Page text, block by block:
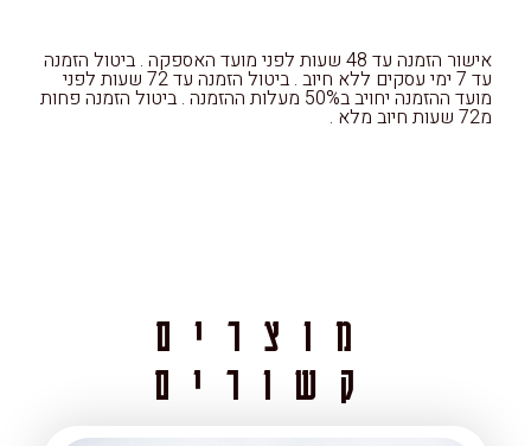
אישור הזמנה עד 48 שעות לפני מועד האספקה . ביטול הזמנה
עד 7 ימי עסקים ללא חיוב . ביטול הזמנה עד 72 שעות לפני
מועד ההזמנה יחויב ב50% מעלות ההזמנה . ביטול הזמנה פחות
מ72 שעות חיוב מלא .
מוצרים
קשורים